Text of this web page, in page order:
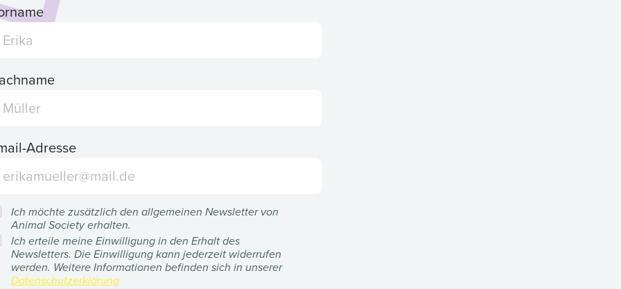
Adresse
Ich möchte zusätzlich den allgemeinen Newsletter von
Animal Society erhalten.
Ich erteile meine Einwilligung in den Erhalt des
Newsletters. Die Einwilligung kann jederzeit widerrufen
werden. Weitere Informationen befinden sich in unserer
Datenschutzerklärung